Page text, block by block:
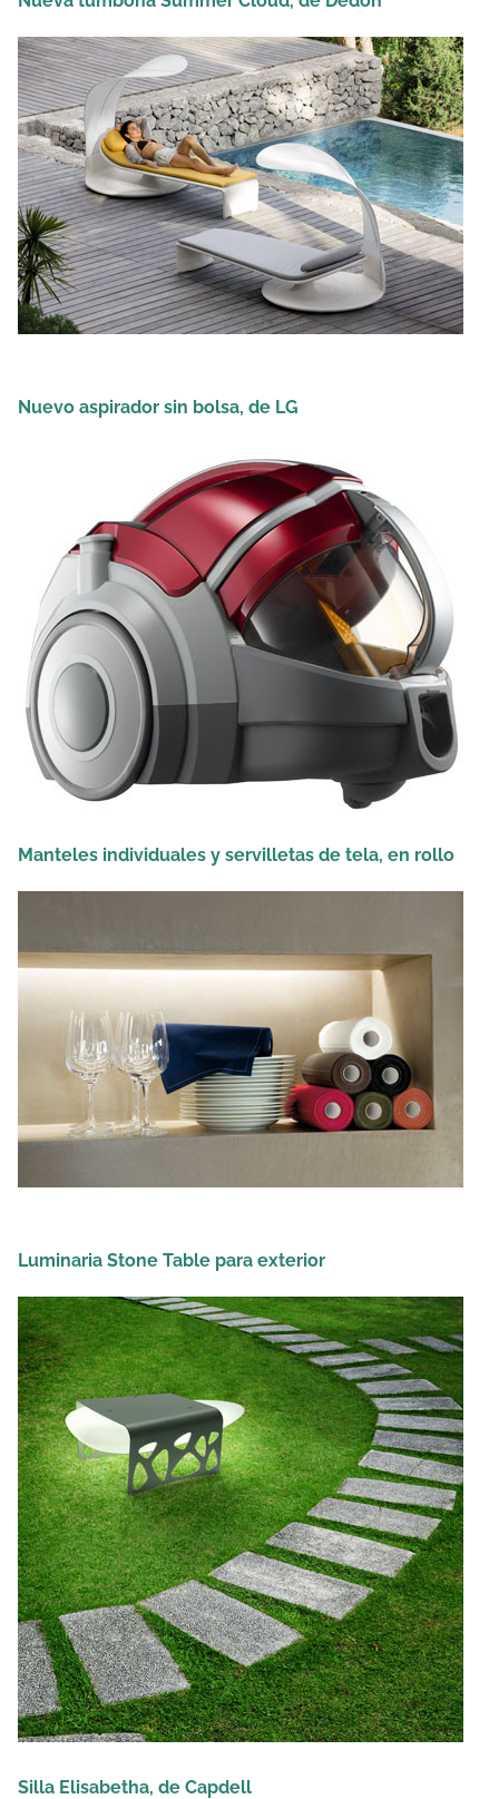
Nuevo aspirador sin bolsa, de LG
Manteles individuales y servilletas de tela, en rollo
Luminaria Stone Table para exterior
Silla Elisabetha, de Capdell